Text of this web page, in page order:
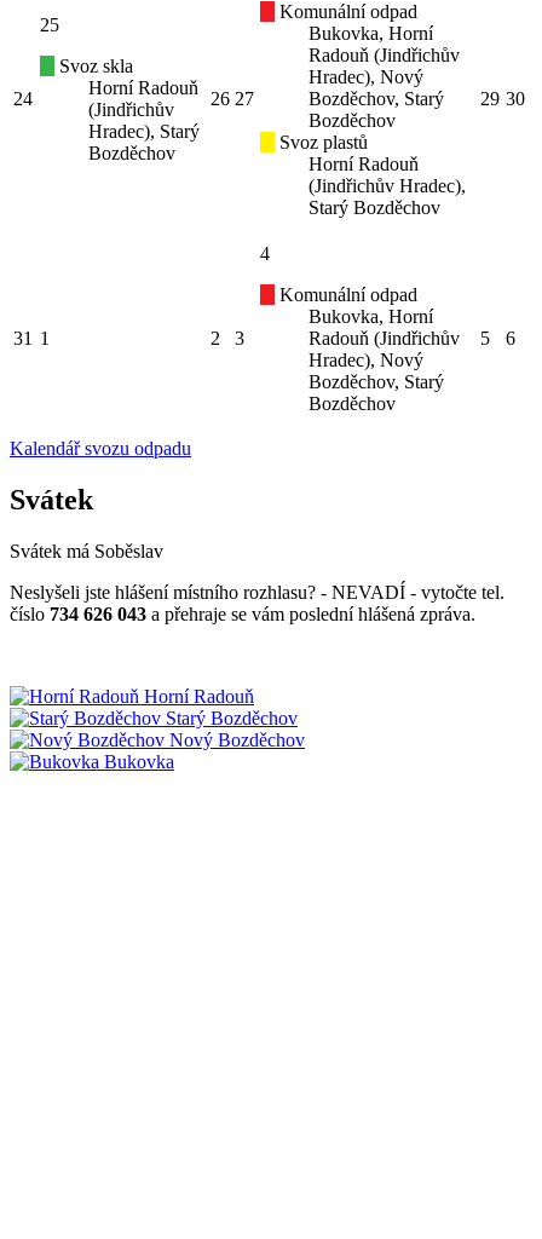
24
25
Svoz skla
Horní Radouň
(Jindřichův
Hradec), Starý
Bozděchov
26 27
Komunální odpad
Bukovka, Horní
Radouň (Jindřichův
Hradec), Nový
Bozděchov, Starý
Bozděchov
Svoz plastů
Horní Radouň
(Jindřichův Hradec),
Starý Bozděchov
29 30
31 1 2 3
4
Komunální odpad
Bukovka, Horní
Radouň (Jindřichův
Hradec), Nový
Bozděchov, Starý
Bozděchov
5 6
Kalendář svozu odpadu
Svátek
Svátek má Soběslav
Neslyšeli jste hlášení místního rozhlasu? - NEVADÍ - vytočte tel.
číslo 734 626 043 a přehraje se vám poslední hlášená zpráva.
Horní Radouň
Starý Bozděchov
Nový Bozděchov
Bukovka